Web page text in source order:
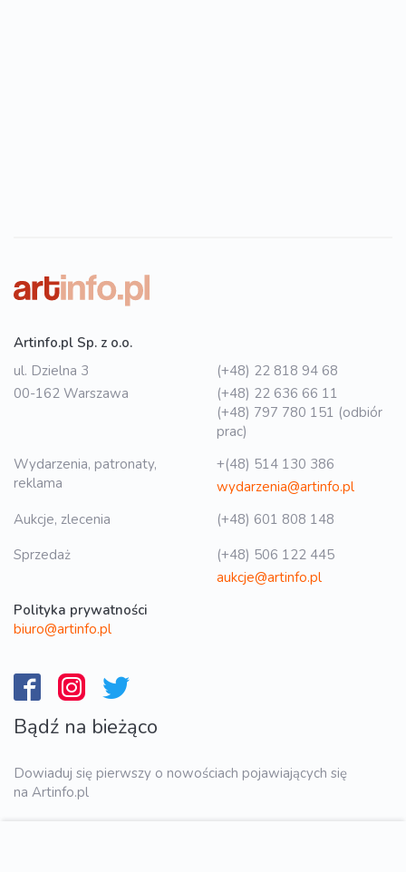
Artinfo.pl Sp. z o.o.
ul. Dzielna 3
00-162 Warszawa
(+48) 22 818 94 68
(+48) 22 636 66 11
(+48) 797 780 151 (odbiór
prac)
Wydarzenia, patronaty,
reklama
+(48) 514 130 386
wydarzenia@artinfo.pl
Aukcje, zlecenia
(+48) 601 808 148
Sprzedaż
(+48) 506 122 445
aukcje@artinfo.pl
Polityka prywatności
biuro@artinfo.pl
Bądź na bieżąco
Dowiaduj się pierwszy o nowościach pojawiających się
na Artinfo.pl